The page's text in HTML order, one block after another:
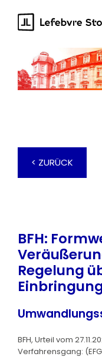
springen
< ZURÜCK
BFH:
Regelung
BFH, Urteil vom
Verfahrensgang: (EFG